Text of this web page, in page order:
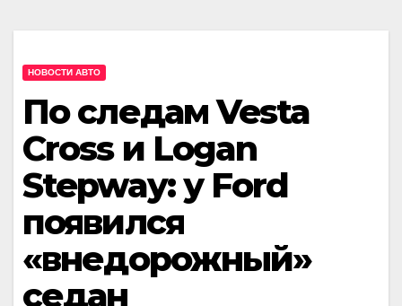
НОВОСТИ АВТО
По следам Vesta
Cross и Logan
Stepway: у Ford
появился
«внедорожный»
седан